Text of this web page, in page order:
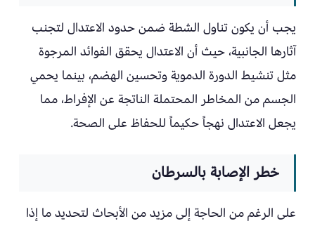
يجب أن يكون تناول الشطة ضمن حدود الاعتدال لتجنب
آثارها الجانبية، حيث أن الاعتدال يحقق الفوائد المرجوة
مثل تنشيط الدورة الدموية وتحسين الهضم، بينما يحمي
الجسم من المخاطر المحتملة الناتجة عن الإفراط، مما
يجعل الاعتدال نهجاً حكيماً للحفاظ على الصحة.
خطر الإصابة بالسرطان
على الرغم من الحاجة إلى مزيد من الأبحاث لتحديد ما إذا